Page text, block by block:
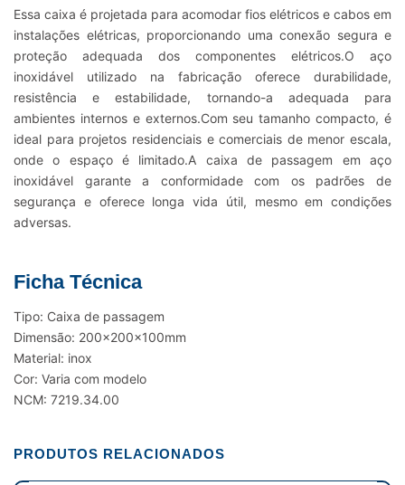
Essa caixa é projetada para acomodar fios elétricos e cabos em
instalações elétricas, proporcionando uma conexão segura e
proteção adequada dos componentes elétricos.O aço
inoxidável utilizado na fabricação oferece durabilidade,
resistência e estabilidade, tornando-a adequada para
ambientes internos e externos.Com seu tamanho compacto, é
ideal para projetos residenciais e comerciais de menor escala,
onde o espaço é limitado.A caixa de passagem em aço
inoxidável garante a conformidade com os padrões de
segurança e oferece longa vida útil, mesmo em condições
adversas.
Ficha Técnica
Tipo: Caixa de passagem
Dimensão: 200x200x100mm
Material: inox
Cor: Varia com modelo
NCM: 7219.34.00
PRODUTOS RELACIONADOS